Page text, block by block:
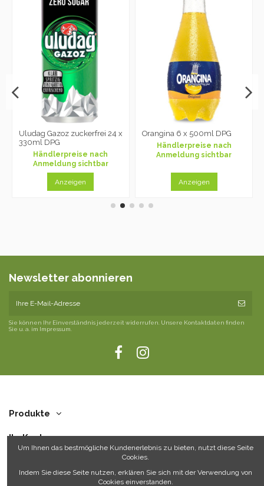
Uludag Gazoz zuckerfrei 24 x
330ml DPG
Händlerpreise nach
Anmeldung sichtbar
Anzeigen
Orangina 6 x 500ml DPG
Händlerpreise nach
Anmeldung sichtbar
Anzeigen
Newsletter abonnieren
Sie können Ihr Einverständnis jederzeit widerrufen. Unsere Kontaktdaten finden
Sie u. a. im Impressum.
Produkte
Ihr Konto
Um Ihnen das bestmögliche Kundenerlebnis zu bieten, nutzt diese Seite
Cookies.
Indem Sie diese Seite nutzen, erklären Sie sich mit der Verwendung von
Cookies einverstanden.